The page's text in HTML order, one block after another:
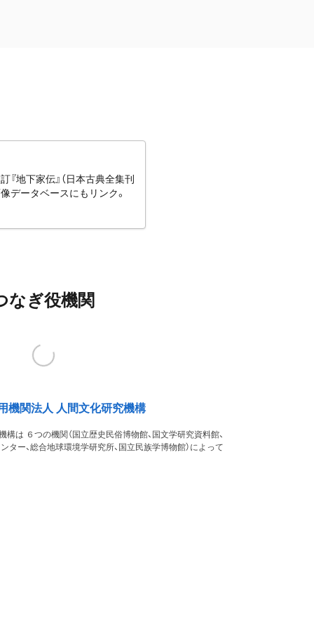
地下家伝』（日本古典全集刊
データベースにもリンク。
なぎ役機関
機関法人 人間文化研究機構
は ６つの機関（国立歴史民俗博物館、国文学研究資料館、
ター、総合地球環境学研究所、国立民族学博物館）によって